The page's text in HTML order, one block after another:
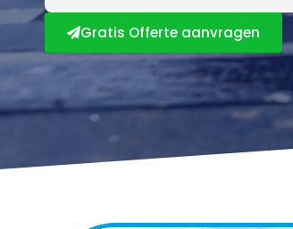
Gratis Offerte aanvragen